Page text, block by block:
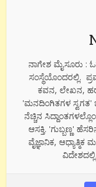
ನಾಗೇಶ ಮೈಸೂರು :
ಸಂಸ್ಥೆಯೊಂದರಲ್ಲಿ.
ಕವನ, ಲೇಖನ,
'ಮನದಿಂಗಿತಗಳ ಸ್ವಗತ'
ನೆಚ್ಚಿನ
ಆಸಕ್ತಿ. 'ಗುಬ್ಬಣ್ಣ'
ವೈಜ್ಞಾನಿಕ, ಆಧ್ಯಾತ್ಮಿಕ